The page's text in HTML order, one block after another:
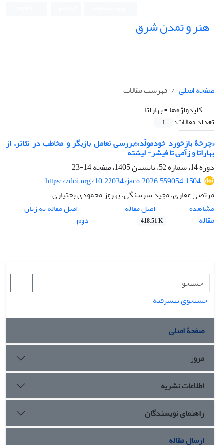
هنر و تمدن شرق
صفحه اصلی
فهرست مقالات
کلیدواژه‌ها =بهاراتا
تعداد مقالات:
1
«چرخۀ بازخورد خودمولّد»؛بررسی تعامل بازیگر و مخاطب در تئاتر، از
بهاراتا و زآمی تا فیشر- لیشته
دوره 14، شماره 52، تابستان 1405، صفحه
14-23
https://doi.org/10.22034/jaco.2026.559054.1504
مرتضی غفاری، مجید سرسنگی، بهروز محمودی بختیاری
مشاهده
مقاله
اصل مقاله
418.51 K
اصل مقاله به زبان
دوم
جستجوی پیشرفته
صفحۀ اصلی
مرور
اطلاعات نشریه
راهنمای نویسندگان
ارسال مقاله